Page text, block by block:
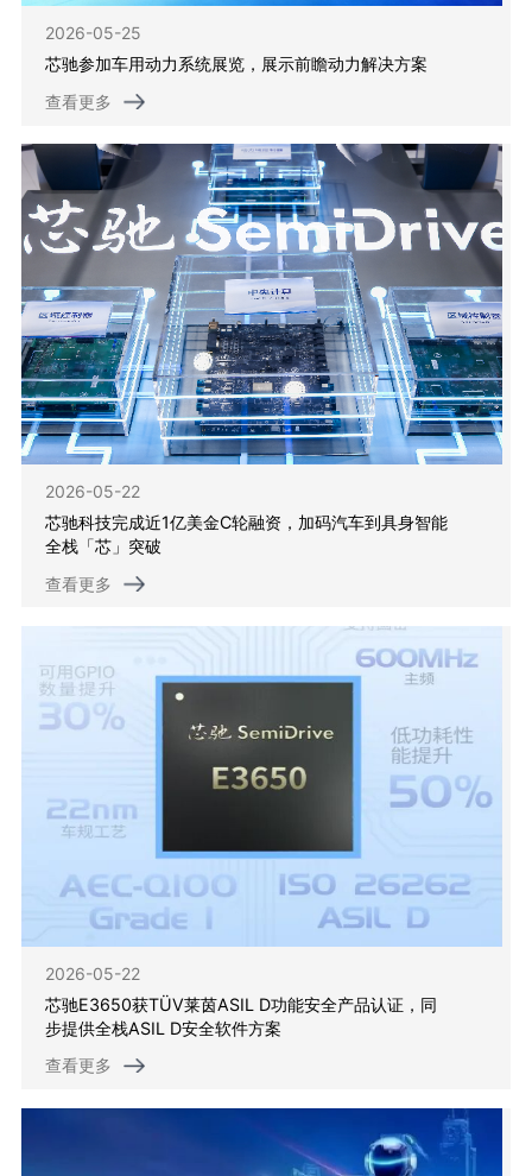
2026-05-25
芯驰参加车用动力系统展览，展示前瞻动力解决方案
查看更多
2026-05-22
芯驰科技完成近1亿美金C轮融资，加码汽车到具身智能
全栈「芯」突破
查看更多
2026-05-22
芯驰E3650获TÜV莱茵ASIL D功能安全产品认证，同
步提供全栈ASIL D安全软件方案
查看更多